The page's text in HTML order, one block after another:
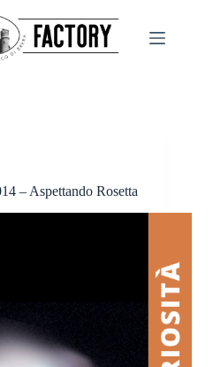
– Aspettando Rosetta